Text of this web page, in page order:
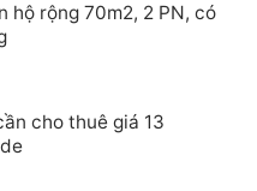
hộ rộng 70m2, 2 PN, có
cho thuê giá 13